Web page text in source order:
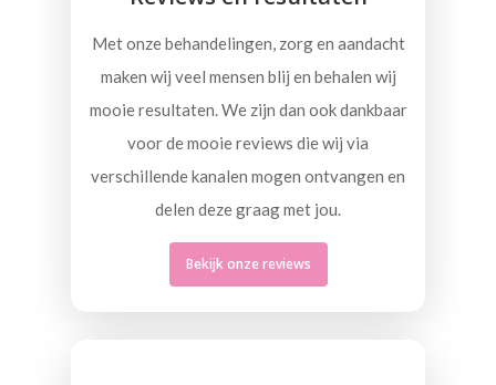
Met onze behandelingen, zorg en aandacht
maken wij veel mensen blij en behalen wij
mooie resultaten. We zijn dan ook dankbaar
voor de mooie reviews die wij via
verschillende kanalen mogen ontvangen en
delen deze graag met jou.
Bekijk onze reviews